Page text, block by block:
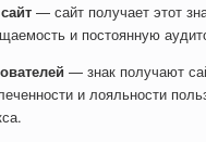
— сайт получает этот
и постоянную
— знак получают
и лояльности